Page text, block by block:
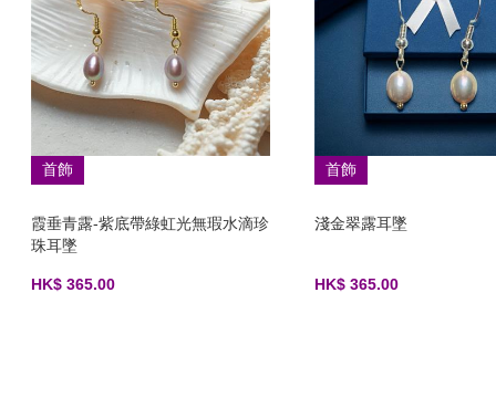
首飾
霞垂青露-紫底帶綠虹光無瑕水滴珍
珠耳墜
HK$ 365.00
首飾
淺金翠露耳墜
HK$ 365.00